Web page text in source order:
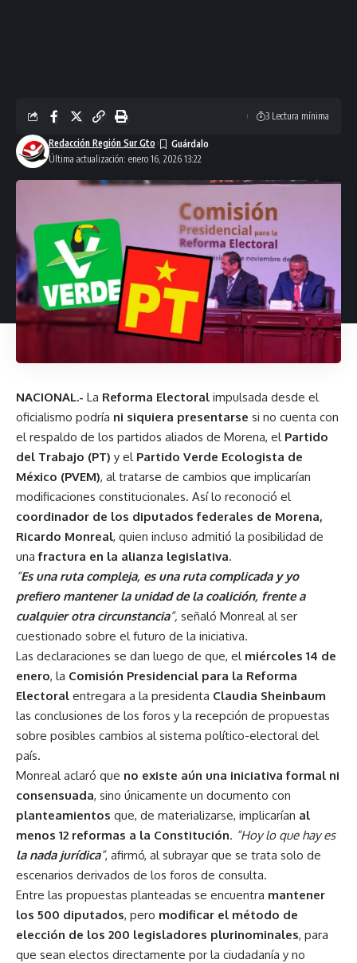
Última actualización: enero 16, 2026 13:22
Redacción Región Sur Gto
3 Lectura mínima
NACIONAL.- La Reforma Electoral impulsada desde el
oficialismo podría ni siquiera presentarse si no cuenta con
el respaldo de los partidos aliados de Morena, el Partido
del Trabajo (PT) y el Partido Verde Ecologista de
México (PVEM), al tratarse de cambios que implicarían
modificaciones constitucionales. Así lo reconoció el
coordinador de los diputados federales de Morena,
Ricardo Monreal, quien incluso admitió la posibilidad de
unafractura en la alianza legislativa.
“Es una ruta compleja, es una ruta complicada y yo
prefiero mantener la unidad de la coalición, frente a
cualquier otra circunstancia”, señaló Monreal al ser
cuestionado sobre el futuro de la iniciativa.
Las declaraciones se dan luego de que, el miércoles 14 de
enero, la Comisión Presidencial para la Reforma
Electoral entregara a la presidenta Claudia Sheinbaum
las conclusiones de los foros y la recepción de propuestas
sobre posibles cambios al sistema político-electoral del
país.
Monreal aclaró que no existe aún una iniciativa formal ni
consensuada, sino únicamente un documento con
planteamientos que, de materializarse, implicarían al
menos 12 reformas a la Constitución. “Hoy lo que hay es
la nada jurídica”, afirmó, al subrayar que se trata solo de
escenarios derivados de los foros de consulta.
Entre las propuestas planteadas se encuentra mantener
los 500 diputados, pero modificar el método de
elección de los 200 legisladores plurinominales, para
que sean electos directamente por la ciudadanía y no